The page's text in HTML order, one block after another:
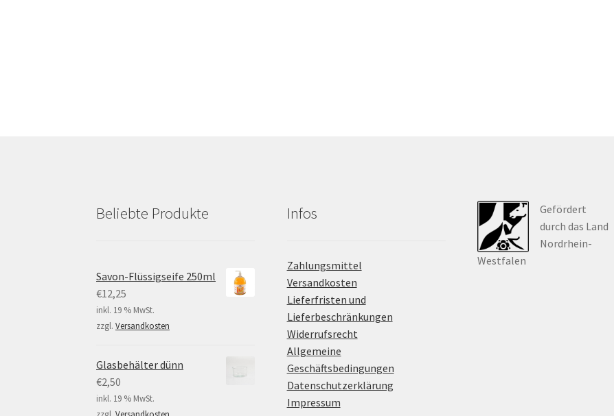
Beliebte Produkte
Savon-Flüssigseife 250ml
€12,25
inkl. 19 % MwSt.
zzgl.Versandkosten
Glasbehälter dünn
€2,50
inkl. 19 % MwSt.
Infos
Zahlungsmittel
Versandkosten
Lieferfristen und
Lieferbeschränkungen
Widerrufsrecht
Allgemeine
Geschäftsbedingungen
Datenschutzerklärung
Impressum
Gefördert
durch das Land
Nordrhein-
Westfalen